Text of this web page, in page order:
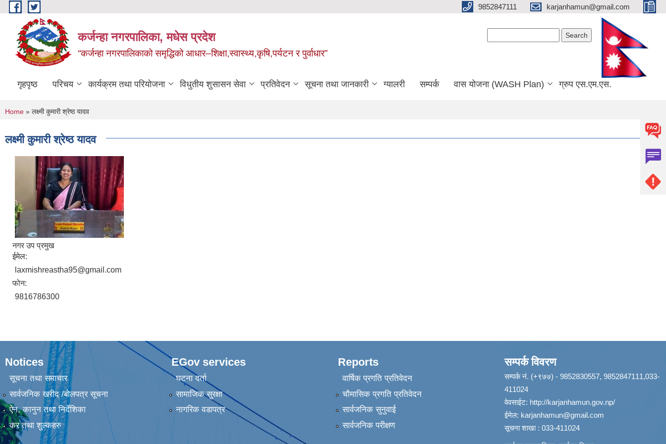
Skip to main content 9852847111 karjanhamun@gmail.com
कर्जन्हा नगरपालिका, मधेस प्रदेश
“कर्जन्हा नगरपालिकाको समृद्धिको आधार–शिक्षा,स्वास्थ्य,कृषि,पर्यटन र पुर्वाधार”
गृहपृष्ठ परिचय कार्यक्रम तथा परियोजना विधुतीय शुसासन सेवा प्रतिवेदन सूचना तथा जानकारी ग्यालरी सम्पर्क वास योजना (WASH Plan) ग्रुप एस.एम.एस.
You are here
Home » लक्ष्मी कुमारी श्रेष्ठ यादव
लक्ष्मी कुमारी श्रेष्ठ यादव
नगर उप प्रमुख
ईमेल:
laxmishreastha95@gmail.com
फोन:
9816786300
Notices
सूचना तथा समाचार
सार्वजनिक खरीद /बोलपत्र सूचना
ऐन, कानुन तथा निर्देशिका
कर तथा शुल्कहरु
EGov services
घटना दर्ता
सामाजिक सुरक्षा
नागरिक वडापत्र
Reports
वार्षिक प्रगति प्रतिवेदन
चौमासिक प्रगति प्रतिवेदन
सार्वजनिक सुनुवाई
सार्वजनिक परीक्षण
सम्पर्क विवरण
सम्पर्क नं. (+९७७) - 9852830557, 9852847111,033-
411024
वेवसाईट: http://karjanhamun.gov.np/
ईमेल: karjanhamun@gmail.com
सूचना शाखा : 033-411024